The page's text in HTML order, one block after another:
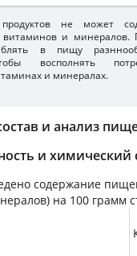
и анализ
и химический
содержание
на 100 грамм
не может
и минералов.
в пищу
восполнять
и минералах.